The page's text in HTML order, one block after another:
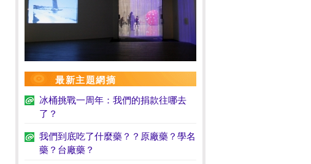
最新主題網摘
冰桶挑戰一周年：我們的捐款往哪去
了？
我們到底吃了什麼藥？？原廠藥？學名
藥？台廠藥？